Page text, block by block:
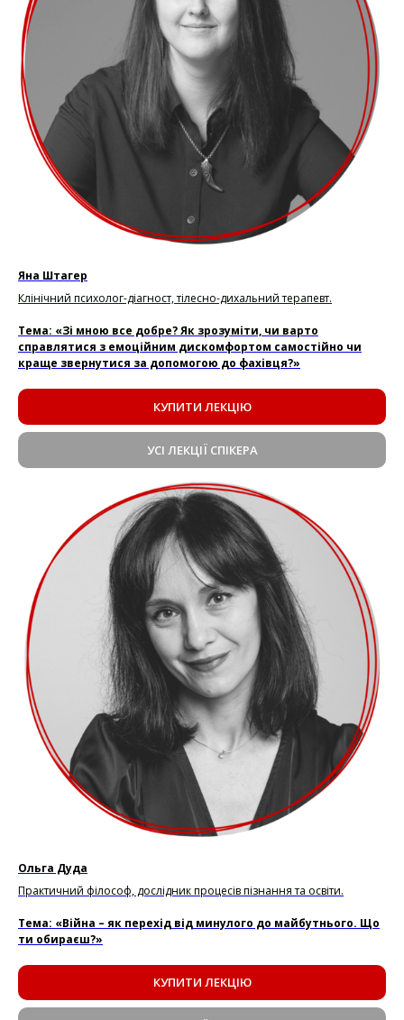
Яна Штагер
Клінічний психолог-діагност, тілесно-дихальний терапевт.
Тема: «Зі мною все добре? Як зрозуміти, чи варто
справлятися з емоційним дискомфортом самостійно чи
краще звернутися за допомогою до фахівця?»
КУПИТИ ЛЕКЦІЮ
УСІ ЛЕКЦІЇ СПІКЕРА
Ольга Дуда
Практичний філософ, дослідник процесів пізнання та освіти.
Тема: «Війна – як перехід від минулого до майбутнього. Що
ти обираєш?»
КУПИТИ ЛЕКЦІЮ